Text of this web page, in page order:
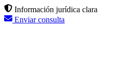
Información jurídica clara
Enviar consulta